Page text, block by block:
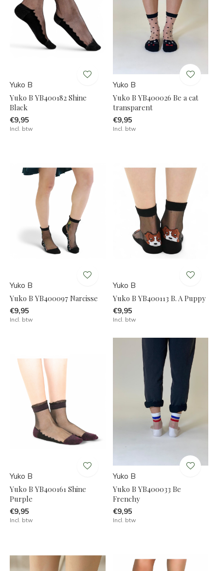
Yuko B
Yuko B YB400182 Shine
Black
€9,95
Incl. btw
Yuko B
Yuko B YB400026 Be a cat
transparent
€9,95
Incl. btw
Yuko B
Yuko B YB400097 Narcisse
€9,95
Incl. btw
Yuko B
Yuko B YB400113 B. A Puppy
€9,95
Incl. btw
Yuko B
Yuko B YB400161 Shine
Purple
€9,95
Incl. btw
Yuko B
Yuko B YB400033 Be
Frenchy
€9,95
Incl. btw